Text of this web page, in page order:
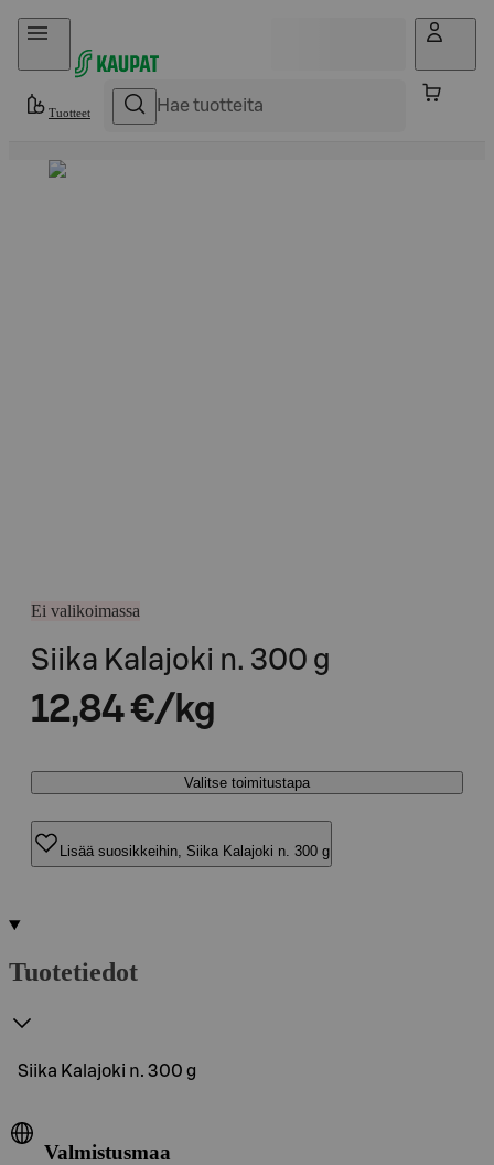
Hyppää sisältöön
Tuotteet
Ei valikoimassa
Siika Kalajoki n. 300 g
12,84 €/kg
Valitse toimitustapa
Lisää suosikkeihin, Siika Kalajoki n. 300 g
Tuotetiedot
Siika Kalajoki n. 300 g
Valmistusmaa